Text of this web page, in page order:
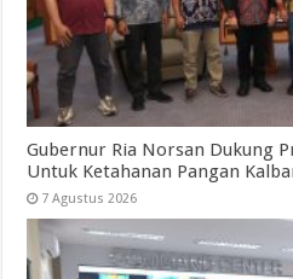
Gubernur Ria Norsan Dukung
Untuk Ketahanan Pangan
7 Agustus 2026